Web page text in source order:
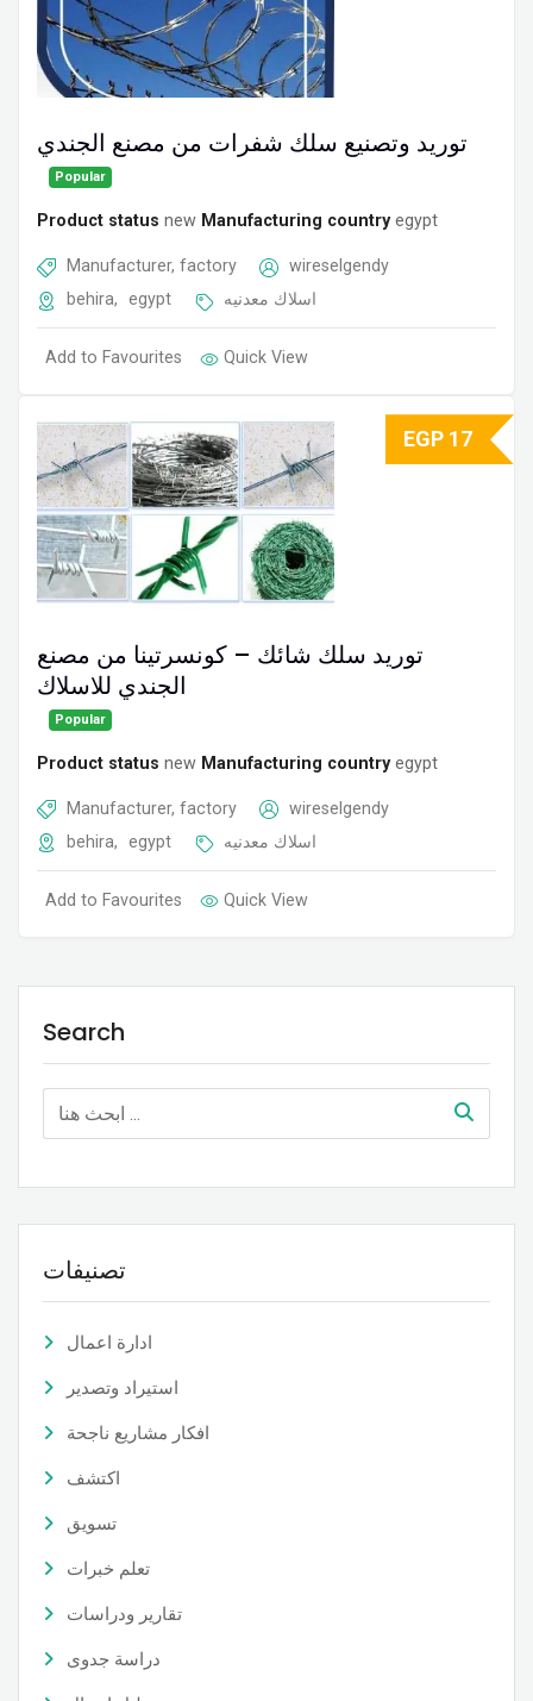
توريد وتصنيع سلك شفرات من مصنع الجندي
Popular
Product status new Manufacturing country egypt
Manufacturer, factory
wireselgendy
behira, egypt اسلاك معدنيه
Add to Favourites Quick View
توريد سلك شائك – كونسرتينا من مصنع
الجندي للاسلاك
Popular
Product status new Manufacturing country egypt
Manufacturer, factory
wireselgendy
behira, egypt اسلاك معدنيه
Add to Favourites Quick View
EGP 17
Search
تصنيفات
ادارة اعمال
استيراد وتصدير
افكار مشاريع ناجحة
اكتشف
تسويق
تعلم خبرات
تقارير ودراسات
دراسة جدوى